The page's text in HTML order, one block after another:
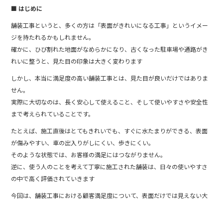
■ はじめに
舗装工事というと、多くの方は「表面がきれいになる工事」というイメー
ジを持たれるかもしれません。
確かに、ひび割れた地面がなめらかになり、古くなった駐車場や通路がき
れいに整うと、見た目の印象は大きく変わります
しかし、本当に満足度の高い舗装工事とは、見た目が良いだけではありま
せん。
実際に大切なのは、長く安心して使えること、そして使いやすさや安全性
まで考えられていることです。
たとえば、施工直後はとてもきれいでも、すぐに水たまりができる、表面
が傷みやすい、車の出入りがしにくい、歩きにくい。
そのような状態では、お客様の満足にはつながりません。
逆に、使う人のことを考えて丁寧に施工された舗装は、日々の使いやすさ
の中で高く評価されていきます
今回は、舗装工事における顧客満足度について、表面だけでは見えない大